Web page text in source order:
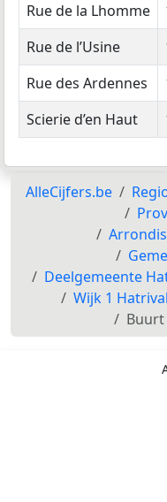
Rue de la Lhomme
Rue de l’Usine
Rue des Ardennes
Scierie d’en Haut
AlleCijfers.be
Deelgemeente
Wijk 1
Buurt